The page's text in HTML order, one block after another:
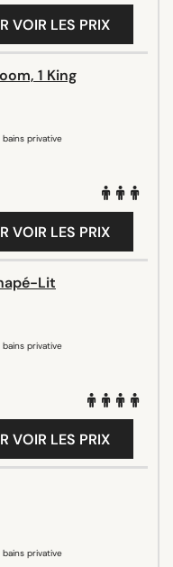
VOIR LES PRIX
1 King
bains privative
VOIR LES PRIX
Lit
bains privative
VOIR LES PRIX
bains privative